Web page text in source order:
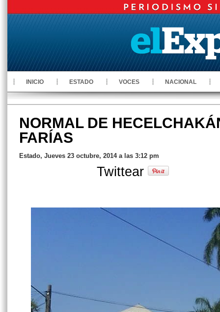
INICIO ESTADO VOCES NACIONAL
NORMAL DE
FARÍAS
Estado, Jueves 23 octubre, 2014 a las 3:12 pm
Twittear